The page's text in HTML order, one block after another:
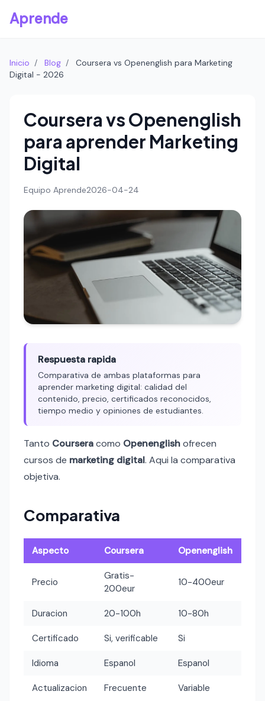
Aprende
Inicio / Blog /
Coursera vs Openenglish para Marketing
Digital - 2026
Coursera vs Openenglish
para aprender Marketing
Digital
Equipo Aprende2026-04-24
Respuesta rapida
Comparativa de ambas plataformas para
aprender marketing digital: calidad del
contenido, precio, certificados reconocidos,
tiempo medio y opiniones de estudiantes.
Tanto Courseracomo Openenglishofrecen
cursos de marketing digital. Aqui la comparativa
objetiva.
Comparativa
Aspecto Coursera Openenglish
Precio
Gratis-
200eur
10-400eur
Duracion 20-100h 10-80h
Certificado Si, verificable Si
Idioma Espanol Espanol
Actualizacion Frecuente Variable